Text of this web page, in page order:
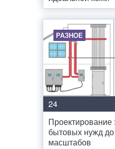
РАЗНОЕ
24
Проектирование
бытовых нужд
масштабов